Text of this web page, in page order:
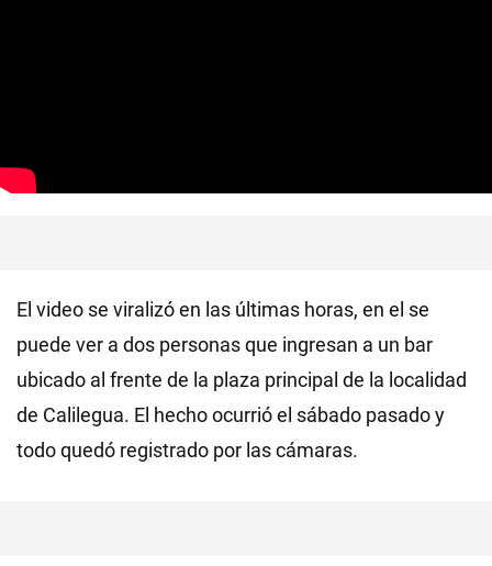
El video se viralizó en las últimas horas, en el se
puede ver a dos personas que ingresan a un bar
ubicado al frente de la plaza principal de la localidad
de Calilegua. El hecho ocurrió el sábado pasado y
todo quedó registrado por las cámaras.